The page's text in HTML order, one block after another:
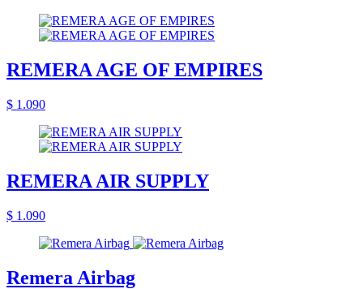
REMERA AGE OF EMPIRES
$ 1.090
REMERA AIR SUPPLY
$ 1.090
Remera Airbag